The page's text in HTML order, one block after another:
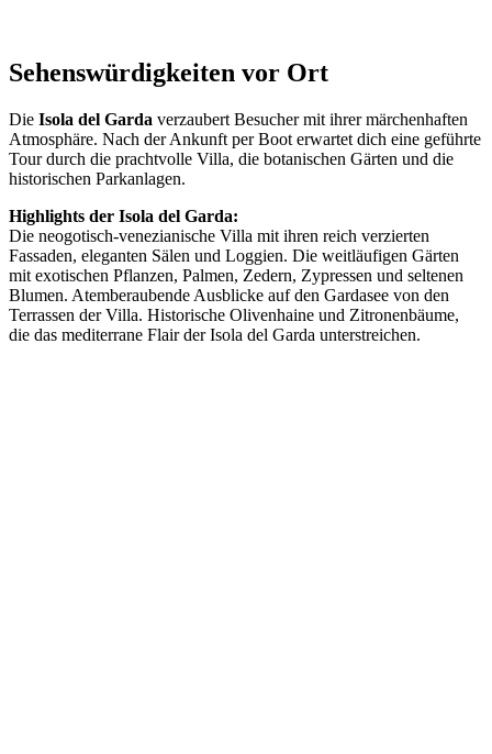
Sehenswürdigkeiten vor Ort
Die Isola del Garda verzaubert Besucher mit ihrer märchenhaften
Atmosphäre. Nach der Ankunft per Boot erwartet dich eine geführte
Tour durch die prachtvolle Villa, die botanischen Gärten und die
historischen Parkanlagen.
Highlights der Isola del Garda:
Die neogotisch-venezianische Villa mit ihren reich verzierten
Fassaden, eleganten Sälen und Loggien. Die weitläufigen Gärten
mit exotischen Pflanzen, Palmen, Zedern, Zypressen und seltenen
Blumen. Atemberaubende Ausblicke auf den Gardasee von den
Terrassen der Villa. Historische Olivenhaine und Zitronenbäume,
die das mediterrane Flair der Isola del Garda unterstreichen.